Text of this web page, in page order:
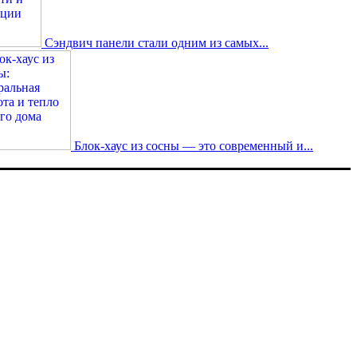
Сэндвич панели стали одним из самых...
Блок-хаус из сосны — это современный и...